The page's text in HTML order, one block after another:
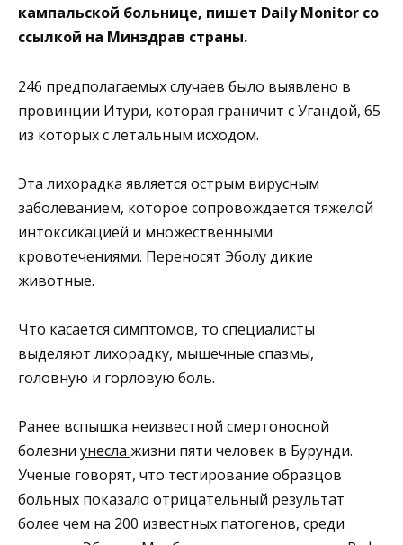
кампальской больнице, пишет Daily Monitor со
ссылкой на Минздрав страны.
246 предполагаемых случаев было выявлено в
провинции Итури, которая граничит с Угандой, 65
из которых с летальным исходом.
Эта лихорадка является острым вирусным
заболеванием, которое сопровождается тяжелой
интоксикацией и множественными
кровотечениями. Переносят Эболу дикие
животные.
Что касается симптомов, то специалисты
выделяют лихорадку, мышечные спазмы,
головную и горловую боль.
Ранее вспышка неизвестной смертоносной
болезни унесла жизни пяти человек в Бурунди.
Ученые говорят, что тестирование образцов
больных показало отрицательный результат
более чем на 200 известных патогенов, среди